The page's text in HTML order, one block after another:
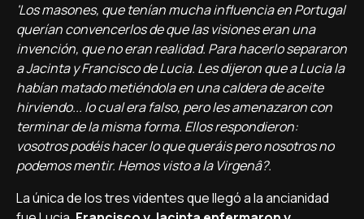
'Los masones, que tení­an mucha influencia en Portugal
querí­an convencerlos de que las visiones eran una
invención, que no eran realidad. Para hacerlo separaron
a Jacinta y Francisco de Lucia. Les dijeron que a Lucia la
habí­an matado metiéndola en una caldera de aceite
hirviendo... lo cual era falso, pero les amenazaron con
terminar de la misma forma. Ellos respondieron:
vosotros podéis hacer lo que queráis pero nosotros no
podemos mentir. Hemos visto a la Virgenâ?.
La única de los tres videntes que llegó a la ancianidad